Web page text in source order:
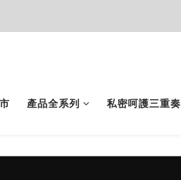
產品全系列 私密呵護三重奏